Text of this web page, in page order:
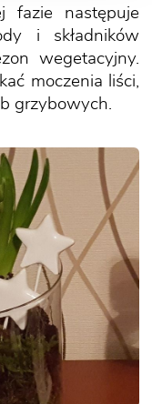
fazie następuje
i składników
wegetacyjny.
moczenia liści,
grzybowych.